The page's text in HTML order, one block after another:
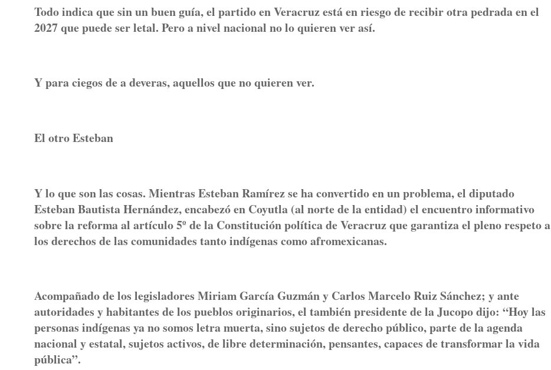
Todo indica que sin un buen guía, el partido en Veracruz está en riesgo de recibir otra pedrada en el
2027 que puede ser letal. Pero a nivel nacional no lo quieren ver así.
Y para ciegos de a deveras, aquellos que no quieren ver.
El otro Esteban
Y lo que son las cosas. Mientras Esteban Ramírez se ha convertido en un problema, el diputado
Esteban Bautista Hernández, encabezó en Coyutla (al norte de la entidad) el encuentro informativo
sobre la reforma al artículo 5º de la Constitución política de Veracruz que garantiza el pleno respeto a
los derechos de las comunidades tanto indígenas como afromexicanas.
Acompañado de los legisladores Miriam García Guzmán y Carlos Marcelo Ruiz Sánchez; y ante
autoridades y habitantes de los pueblos originarios, el también presidente de la Jucopo dijo: “Hoy las
personas indígenas ya no somos letra muerta, sino sujetos de derecho público, parte de la agenda
nacional y estatal, sujetos activos, de libre determinación, pensantes, capaces de transformar la vida
pública”.